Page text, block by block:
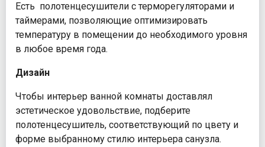
Есть полотенцесушители с терморегуляторами и
таймерами, позволяющие оптимизировать
температуру в помещении до необходимого уровня
в любое время года.
Дизайн
Чтобы интерьер ванной комнаты доставлял
эстетическое удовольствие, подберите
полотенцесушитель, соответствующий по цвету и
форме выбранному стилю интерьера санузла.